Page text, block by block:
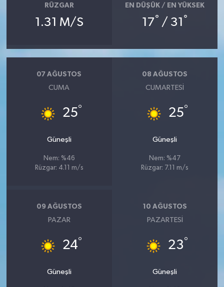
RÜZGAR
1.31 M/S
EN DÜŞÜK / EN YÜKSEK
17° / 31 °
07 AĞUSTOS
CUMA
25°
Güneşli
Nem: %46
Rüzgar: 4.11 m/s
08 AĞUSTOS
CUMARTESI
25°
Güneşli
Nem: %47
Rüzgar: 7.11 m/s
09 AĞUSTOS
PAZAR
24°
Güneşli
10 AĞUSTOS
PAZARTESI
23°
Güneşli